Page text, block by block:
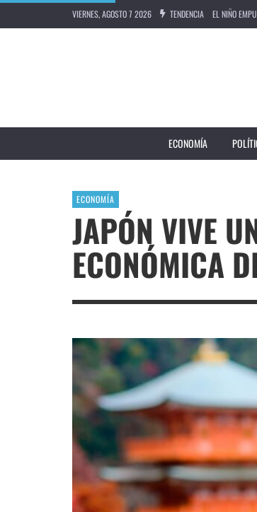
VIERNES, AGOSTO 7 2026 TENDENCIA UNDER
EMBAJADA
EL NIÑO
ECONOMÍA
ECONOMÍA
JAPÓN VIVE
ECONÓMICA